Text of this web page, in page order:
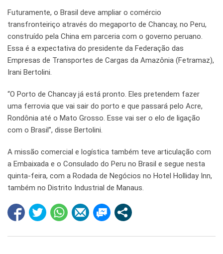
Futuramente, o Brasil deve ampliar o comércio
transfronteiriço através do megaporto de Chancay, no Peru,
construído pela China em parceria com o governo peruano.
Essa é a expectativa do presidente da Federação das
Empresas de Transportes de Cargas da Amazônia (Fetramaz),
Irani Bertolini.
“O Porto de Chancay já está pronto. Eles pretendem fazer
uma ferrovia que vai sair do porto e que passará pelo Acre,
Rondônia até o Mato Grosso. Esse vai ser o elo de ligação
com o Brasil”, disse Bertolini.
A missão comercial e logística também teve articulação com
a Embaixada e o Consulado do Peru no Brasil e segue nesta
quinta-feira, com a Rodada de Negócios no Hotel Holliday Inn,
também no Distrito Industrial de Manaus.